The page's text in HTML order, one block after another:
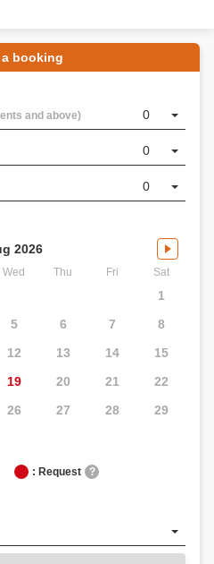
a booking
and above) 0
0
0
2026
Wed Thu Fri Sat
1
5 6 7
8
12 13 14
15
19 20 21
22
26 27 28
29
: Request ?